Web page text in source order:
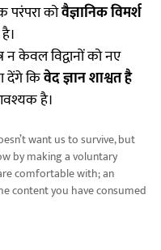
परंपरा कोवैज्ञानिक विमर्श
केवल विद्वानों को नए
देंगे किवेद ज्ञान शाश्वत है
है।
want us to survive, but
by making a voluntary
comfortable with; an
content you have consumed